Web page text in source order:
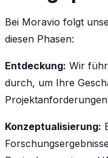
Bei Moravio folgt
diesen Phasen:
Entdeckung: Wir
durch, um Ihre
Konzeptualisierung: